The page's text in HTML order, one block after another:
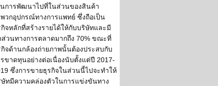
การพัฒนาไปที่ในส่วนของสินค้า
วกอุปกรณ์ทางการแพทย์ ซึ่งถือเป็น
จหลักที่สร้างรายได้ให้กับบริษัทและมี
วนทางการตลาดมากถึง 70% ขณะที่
จด้านกล้องถ่ายภาพนั้นต้องประสบกับ
ขาดทุนอย่างต่อเนื่องนับตั้งแต่ปี 2017-
ซึ่งการขายธุรกิจในส่วนนี้ไปจะทำให้
ทมีความคล่องตัวในการแข่งขันทาง